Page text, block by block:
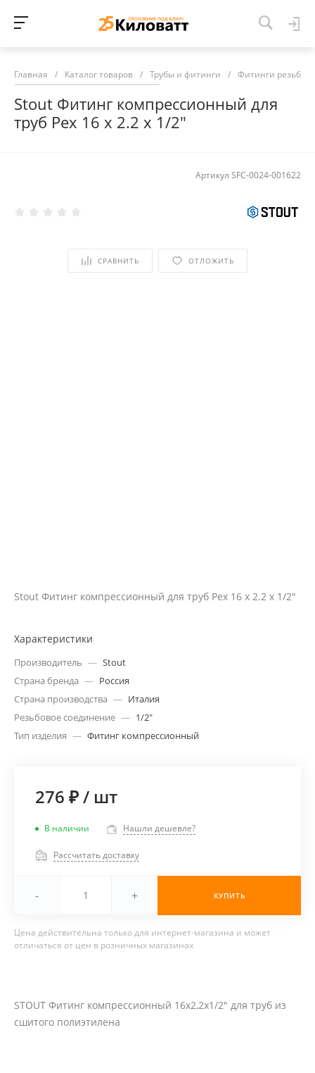
Главная / Каталог товаров / Трубы и фитинги / Фитинги
Stout Фитинг компрессионный для
труб Pex 16 х 2.2 х 1/2"
Артикул SFC-0024-001622
СРАВНИТЬ ОТЛОЖИТЬ
Stout Фитинг компрессионный для труб Pex 16 х 2.2 х 1/2"
Характеристики
Производитель — Stout
Страна бренда — Россия
Страна производства — Италия
Резьбовое соединение — 1/2"
Тип изделия — Фитинг компрессионный
276 ₽/ шт
В наличии Нашли дешевле?
Рассчитать доставку
- + КУПИТЬ
Цена действительна только для интернет-магазина и может
отличаться от цен в розничных магазинах
STOUT Фитинг компрессионный 16х2,2x1/2" для труб из
сшитого полиэтилена